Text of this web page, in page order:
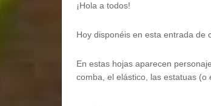
¡Hola a todos!
Hoy disponéis en esta entrada de
En estas hojas aparecen
comba, el elástico, las estatuas (o